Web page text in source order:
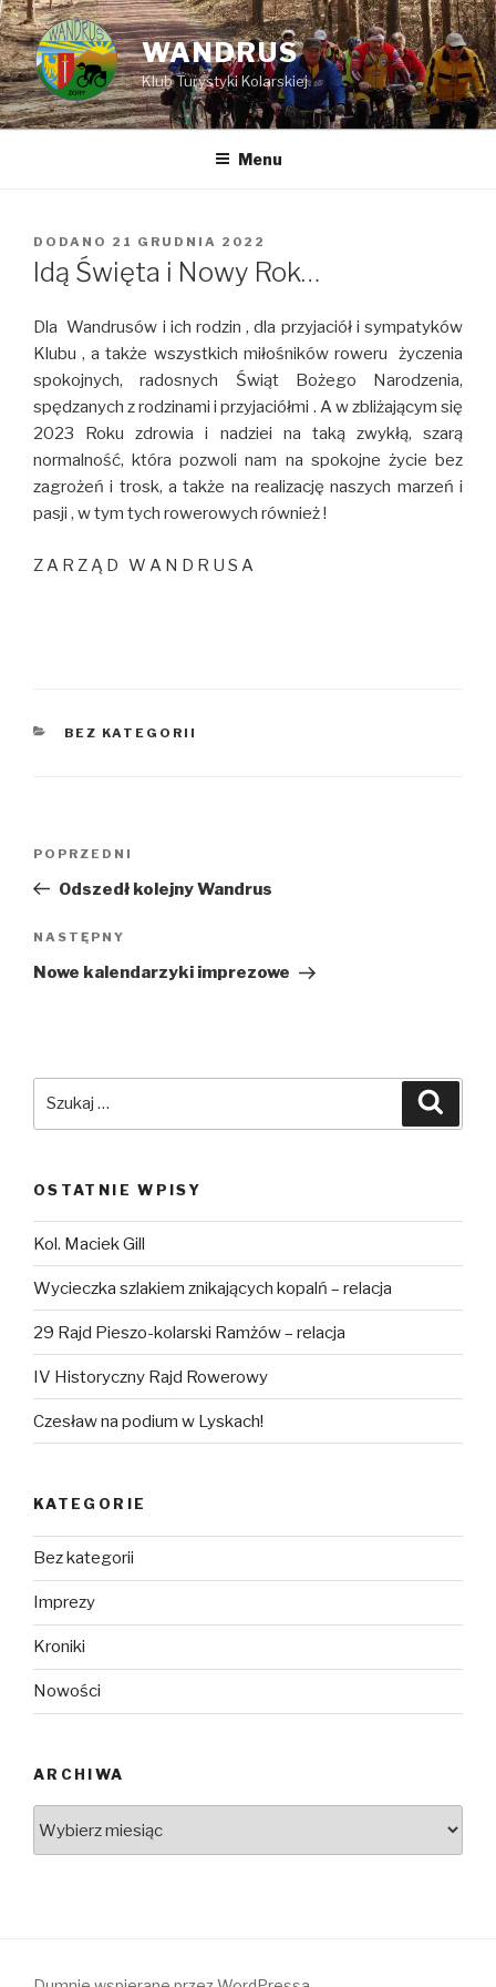
Przejdź
do
treści
WANDRUS
Klub Turystyki Kolarskiej
Menu
DODANO OPUBLIKOWANE
W
21 GRUDNIA 2022
Idą Święta i Nowy Rok…
Dla Wandrusów i ich rodzin , dla przyjaciół i sympatyków
Klubu , a także wszystkich miłośników roweru życzenia
spokojnych, radosnych Świąt Bożego Narodzenia,
spędzanych z rodzinami i przyjaciółmi . A w zbliżającym się
2023 Roku zdrowia i nadziei na taką zwykłą, szarą
normalność, która pozwoli nam na spokojne życie bez
zagrożeń i trosk, a także na realizację naszych marzeń i
pasji , w tym tych rowerowych również !
Z A R Z Ą D W A N D R U S A
KATEGORIE
BEZ KATEGORII
Poprzedni
wpis
POPRZEDNI
Odszedł kolejny Wandrus
Następny
wpis
NASTĘPNY
Nowe kalendarzyki imprezowe
OSTATNIE WPISY
Kol. Maciek Gill
Wycieczka szlakiem znikających kopalń – relacja
29 Rajd Pieszo-kolarski Ramżów – relacja
IV Historyczny Rajd Rowerowy
Czesław na podium w Lyskach!
KATEGORIE
Bez kategorii
Imprezy
Kroniki
Nowości
ARCHIWA